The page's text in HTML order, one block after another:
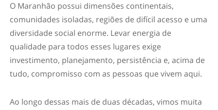
O Maranhão possui dimensões continentais,
comunidades isoladas, regiões de difícil acesso e uma
diversidade social enorme. Levar energia de
qualidade para todos esses lugares exige
investimento, planejamento, persistência e, acima de
tudo, compromisso com as pessoas que vivem aqui.
Ao longo dessas mais de duas décadas, vimos muita